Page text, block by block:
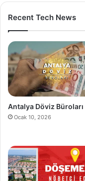
Recent Tech News
Antalya Döviz Büroları
Ocak 10, 2026